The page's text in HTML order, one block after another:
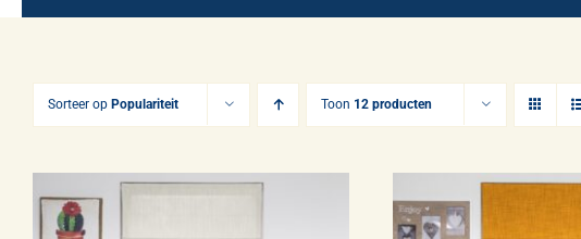
Sorteer op Populariteit Toon 12 producten